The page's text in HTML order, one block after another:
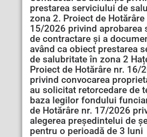
prestarea serviciului de
zona 2. Proiect de Hotărâre
15/2026 privind aprobarea
de contractare și a
având ca obiect prestarea
de salubritate în zona 2
Proiect de Hotărâre nr. 16/
privind convocarea
au solicitat retorcedare de
baza legilor fondului
de Hotărâre nr. 17/2026
alegerea președintelui de
pentru o perioadă de 3 luni